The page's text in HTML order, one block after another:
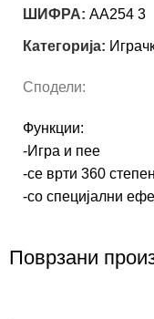
ШИФРА: AA254 3
Категорија:
Сподели:
Функции:
-Игра и пее
-се врти 360
-со специјални
Поврзани